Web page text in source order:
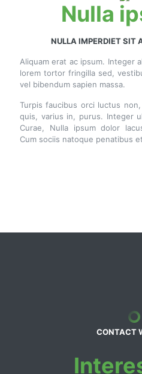
Nulla
NULLA IMPERDIET SIT
Aliquam erat ac ipsum. Integer
lorem tortor fringilla sed,
vel bibendum sapien massa.
Turpis faucibus orci luctus
quis, varius in, purus. Integer
Curae, Nulla ipsum dolor
Cum sociis natoque penatibus
CONTACT